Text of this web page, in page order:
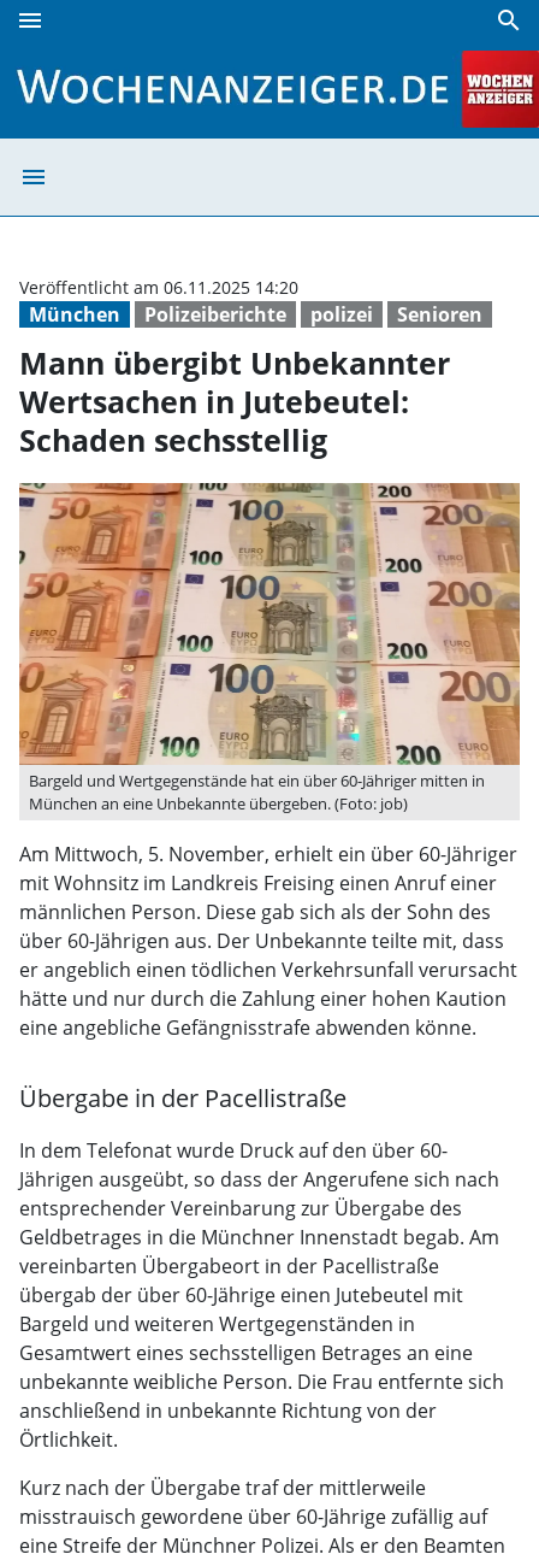
menu search
menu
München Polizeiberichte polizei Senioren
Veröffentlicht am 06.11.2025 14:20
Mann übergibt Unbekannter
Wertsachen in Jutebeutel:
Schaden sechsstellig
Bargeld und Wertgegenstände hat ein über 60-Jähriger mitten in
München an eine Unbekannte übergeben. (Foto: job)
Am Mittwoch, 5. November, erhielt ein über 60-Jähriger
mit Wohnsitz im Landkreis Freising einen Anruf einer
männlichen Person. Diese gab sich als der Sohn des
über 60-Jährigen aus. Der Unbekannte teilte mit, dass
er angeblich einen tödlichen Verkehrsunfall verursacht
hätte und nur durch die Zahlung einer hohen Kaution
eine angebliche Gefängnisstrafe abwenden könne.
Übergabe in der Pacellistraße
In dem Telefonat wurde Druck auf den über 60-
Jährigen ausgeübt, so dass der Angerufene sich nach
entsprechender Vereinbarung zur Übergabe des
Geldbetrages in die Münchner Innenstadt begab. Am
vereinbarten Übergabeort in der Pacellistraße
übergab der über 60-Jährige einen Jutebeutel mit
Bargeld und weiteren Wertgegenständen in
Gesamtwert eines sechsstelligen Betrages an eine
unbekannte weibliche Person. Die Frau entfernte sich
anschließend in unbekannte Richtung von der
Örtlichkeit.
Kurz nach der Übergabe traf der mittlerweile
misstrauisch gewordene über 60-Jährige zufällig auf
eine Streife der Münchner Polizei. Als er den Beamten